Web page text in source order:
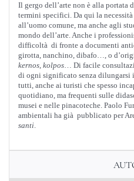
Il gergo dell’arte non è alla portata
termini specifici. Da qui la
all’uomo comune, ma anche agli
mondo dell’arte. Anche i
difficoltà di fronte a documenti
girotta, nanchino, dibafo…, o
kernos, kolpos… Di facile
di ogni significato senza dilungarsi
tutti, anche ai turisti che spesso
quotidiano, ma frequenti sulle
musei e nelle pinacoteche. Paolo
ambientali ha già pubblicato per
santi.